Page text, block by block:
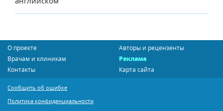
О проекте
Авторы и рецензенты
Врачам и клиникам
Реклама
Контакты
Карта сайта
Сообщить об ошибке
Политика конфиденциальности